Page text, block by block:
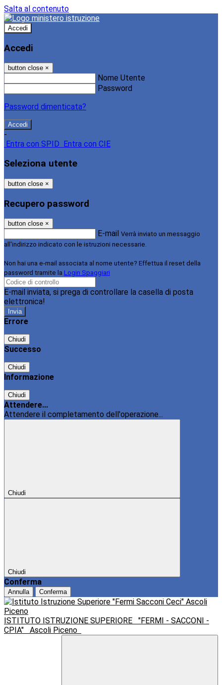
Salta al contenuto
Accedi
Accedi
button close ×
Nome Utente
Password
Password dimenticata?
-
Entra con SPID
Entra con CIE
Seleziona utente
button close ×
Recupero password
button close ×
E-mail Verrà inviato un messaggio
all'indirizzo indicato con le istruzioni necessarie.
Non hai una e-mail associata al nome utente? Effettua il reset della
password tramite la Login Spaggiari
E-mail inviata, si prega di controllare la casella di posta
elettronica!
Errore
Chiudi
Successo
Chiudi
Informazione
Chiudi
Attendere...
Attendere il completamento dell'operazione...
Chiudi
Chiudi
Conferma
Annulla Conferma
ISTITUTO ISTRUZIONE SUPERIORE
"FERMI - SACCONI -
CPIA"
Ascoli Piceno